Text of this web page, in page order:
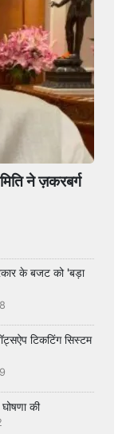
ने ज़करबर्ग
के बजट को 'बड़ा
टिकटिंग सिस्टम
की